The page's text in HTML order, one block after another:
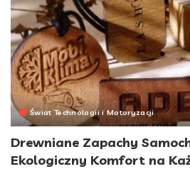
Świat Technologii i Motoryzacji
Drewniane Zapachy
Ekologiczny Komfort na